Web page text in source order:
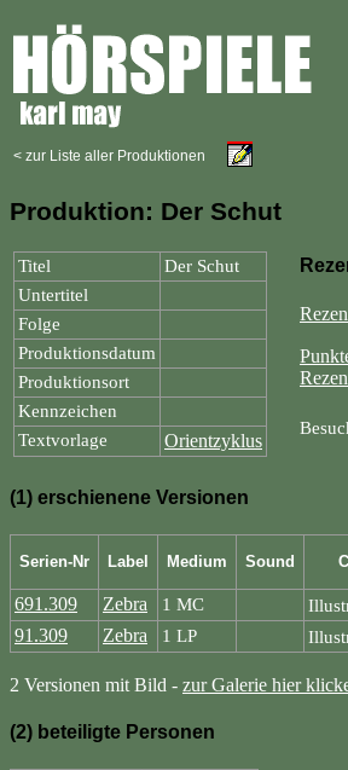
< zur Liste aller Produktionen
Produktion: Der Schut
Titel
Der Schut
Untertitel
Folge
Produktionsdatum
Produktionsort
Kennzeichen
Textvorlage
Orientzyklus
(1) erschienene Versionen
Serien-Nr Label Medium Sound
691.309 Zebra 1 MC
91.309 Zebra 1 LP
2 Versionen mit Bild - zur Galerie hier
(2) beteiligte Personen